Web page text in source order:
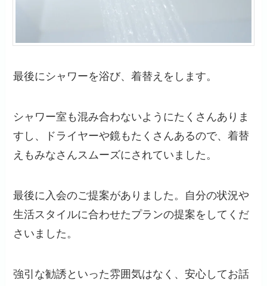
最後にシャワーを浴び、着替えをします。
シャワー室も混み合わないようにたくさんありま
すし、ドライヤーや鏡もたくさんあるので、着替
えもみなさんスムーズにされていました。
最後に入会のご提案がありました。自分の状況や
生活スタイルに合わせたプランの提案をしてくだ
さいました。
強引な勧誘といった雰囲気はなく、安心してお話